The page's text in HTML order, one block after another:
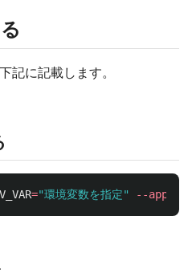
記に記載します。
="環境変数を指定" --app